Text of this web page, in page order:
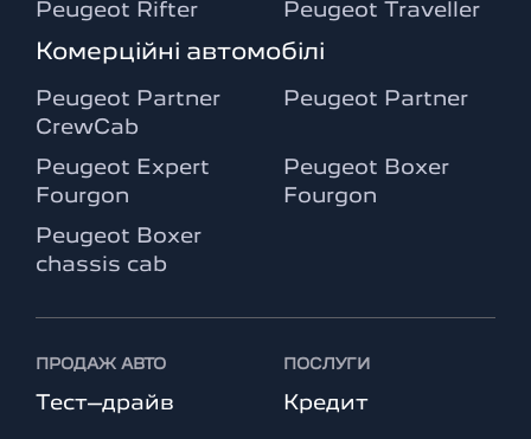
Peugeot Rifter Peugeot Traveller
Комерційні автомобілі
Peugeot Partner
CrewCab
Peugeot Partner
Peugeot Expert
Fourgon
Peugeot Boxer
Fourgon
Peugeot Boxer
chassis cab
ПРОДАЖ АВТО
Тест–драйв
ПОСЛУГИ
Кредит